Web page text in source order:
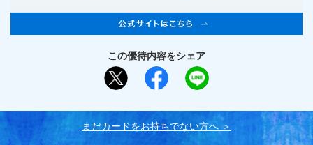
この優待内容をシェア
まだカードをお持ちでない⽅へ